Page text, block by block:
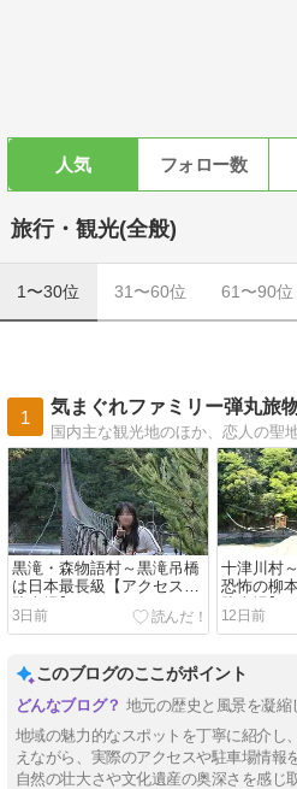
人気 フォロー数
旅行・観光(全般)
1〜30位 31〜60位 61〜90位
1
気まぐれファミリー弾丸旅
黒滝・森物語村～黒滝吊橋
は日本最長級【アクセス・
駐車場】
3日前
十津川村
恐怖の柳
駐車場】
12日前
このブログのここがポイント
地元の歴史と風景を凝縮
地域の魅力的なスポットを丁寧に紹介し
えながら、実際のアクセスや駐車場情報
自然の壮大さや文化遺産の奥深さを感じ